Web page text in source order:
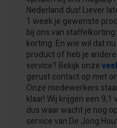
Nederland dus! Liever
1 week je gewenste
bij ons van
korting. En wie wil dat
product of heb je
service? Bekijk onze
gerust contact op met
Onze medewerkers
klaar! Wij krijgen een
dus waar wacht je nog
service van De Jong